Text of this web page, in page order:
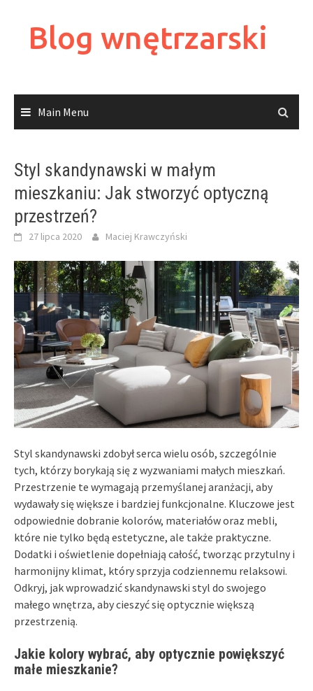
contentBlog wnętrzarski
Main Menu
Styl skandynawski w małym
mieszkaniu: Jak stworzyć optyczną
przestrzeń?
27 lipca 2020 Maciej Krawczyński
Styl skandynawski zdobył serca wielu osób, szczególnie
tych, którzy borykają się z wyzwaniami małych mieszkań.
Przestrzenie te wymagają przemyślanej aranżacji, aby
wydawały się większe i bardziej funkcjonalne. Kluczowe jest
odpowiednie dobranie kolorów, materiałów oraz mebli,
które nie tylko będą estetyczne, ale także praktyczne.
Dodatki i oświetlenie dopełniają całość, tworząc przytulny i
harmonijny klimat, który sprzyja codziennemu relaksowi.
Odkryj, jak wprowadzić skandynawski styl do swojego
małego wnętrza, aby cieszyć się optycznie większą
przestrzenią.
Jakie kolory wybrać, aby optycznie powiększyć
małe mieszkanie?